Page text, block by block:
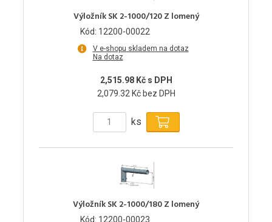
Výložník SK 2-1000/120 Z lomený
Kód: 12200-00022
V e-shopu skladem na dotaz
Na dotaz
2,515.98 Kč s DPH
2,079.32 Kč bez DPH
ks
Výložník SK 2-1000/180 Z lomený
Kód: 12200-00023